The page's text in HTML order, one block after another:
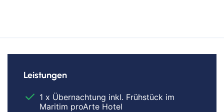
Leistungen
1 x Übernachtung inkl. Frühstück im
Maritim proArte Hotel